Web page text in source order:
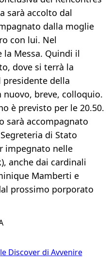
sarà accolto dal
dalla moglie
con lui. Nel
Messa. Quindi il
dove si terrà la
della
nuovo, breve, colloquio.
è previsto per le 20.50.
sarà accompagnato
di Stato
impegnato nelle
anche dai cardinali
Mamberti e
prossimo porporato
Discover di Avvenire